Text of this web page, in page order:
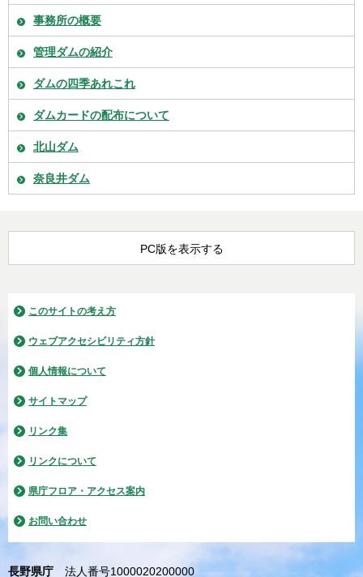
事務所の概要
管理ダムの紹介
ダムの四季あれこれ
ダムカードの配布について
北山ダム
奈良井ダム
PC版を表示する
このサイトの考え方
ウェブアクセシビリティ方針
個人情報について
サイトマップ
リンク集
リンクについて
県庁フロア・アクセス案内
お問い合わせ
長野県庁 法人番号1000020200000